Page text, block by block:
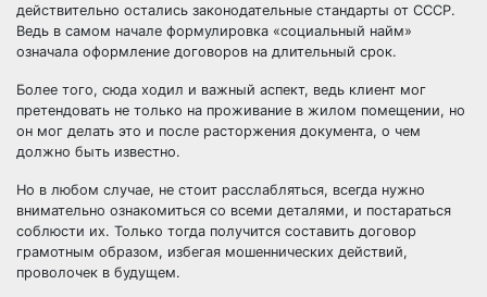
действительно остались законодательные стандарты от СССР.
Ведь в самом начале формулировка «социальный найм»
означала оформление договоров на длительный срок.
Более того, сюда ходил и важный аспект, ведь клиент мог
претендовать не только на проживание в жилом помещении, но
он мог делать это и после расторжения документа, о чем
должно быть известно.
Но в любом случае, не стоит расслабляться, всегда нужно
внимательно ознакомиться со всеми деталями, и постараться
соблюсти их. Только тогда получится составить договор
грамотным образом, избегая мошеннических действий,
проволочек в будущем.